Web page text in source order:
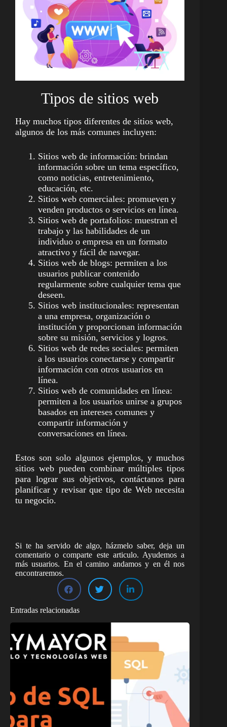
Tipos de sitios web
Hay muchos tipos diferentes de sitios web,
algunos de los más comunes incluyen:
Sitios web de información: brindan
información sobre un tema específico,
como noticias, entretenimiento,
educación, etc.
Sitios web comerciales: promueven y
venden productos o servicios en línea.
Sitios web de portafolios: muestran el
trabajo y las habilidades de un
individuo o empresa en un formato
atractivo y fácil de navegar.
Sitios web de blogs: permiten a los
usuarios publicar contenido
regularmente sobre cualquier tema que
deseen.
Sitios web institucionales: representan
a una empresa, organización o
institución y proporcionan información
sobre su misión, servicios y logros.
Sitios web de redes sociales: permiten
a los usuarios conectarse y compartir
información con otros usuarios en
línea.
Sitios web de comunidades en línea:
permiten a los usuarios unirse a grupos
basados en intereses comunes y
compartir información y
conversaciones en línea.
Estos son solo algunos ejemplos, y muchos
sitios web pueden combinar múltiples tipos
para lograr sus objetivos, contáctanos para
planificar y revisar que tipo de Web necesita
tu negocio.
Si te ha servido de algo, házmelo saber, deja un
comentario o comparte este articulo. Ayudemos a
más usuarios. En el camino andamos y en él nos
encontraremos.
Entradas relacionadas